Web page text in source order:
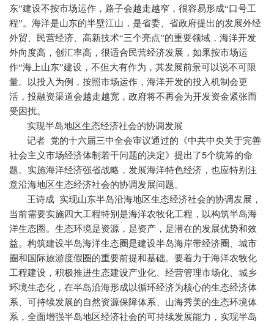
东”建设不按市场运作，路子会越走越窄，很容易形成“口号工
程”。海洋是山东的半壁江山，是省委、省政府提出的发展外经
外贸、民营经济、高新技术“三个亮点”的重要领域，海洋开发
外向度高，创汇率高，很适合民营经济发展，如果按市场运
作“海上山东”建设，不但大有作为，其发展前景可以说不可限
量。以投入为例，按照市场运作，海洋开发的投入机制会更
活，投融资渠道会越走越宽，政府将不再会为开发资金紧张而
受困扰。
实现半岛地区生态经济社会的协调发展
记者 党的十六届三中全会审议通过的《中共中央关于完善
社会主义市场经济体制若干问题的决定》提出了5个统筹的命
题。实施海洋经济强省战略，发展海洋特色经济，也应特别注
意沿海地区生态经济社会的协调发展问题。
王诗成 实现山东半岛沿海地区生态经济社会的协调发展，
当前需要实施四大工程特别是海洋农牧化工程，以构筑半岛海
洋生态圈。生态环境是资源，是资产，是潜在的发展优势和效
益。构筑建设半岛海洋生态圈是建设半岛海岸带经济圈、城市
圈和国际旅游度假圈的重要前提和基础。要着力于海洋农牧化
工程建设，积极推进生态建设产业化、经营管理市场化、城乡
环境生态化，在半岛沿海形成以循环经济为核心的生态经济体
系、可持续发展的自然资源保障体系、山海秀美的生态环境体
系，全面增强半岛地区经济社会的可持续发展能力，实现半岛